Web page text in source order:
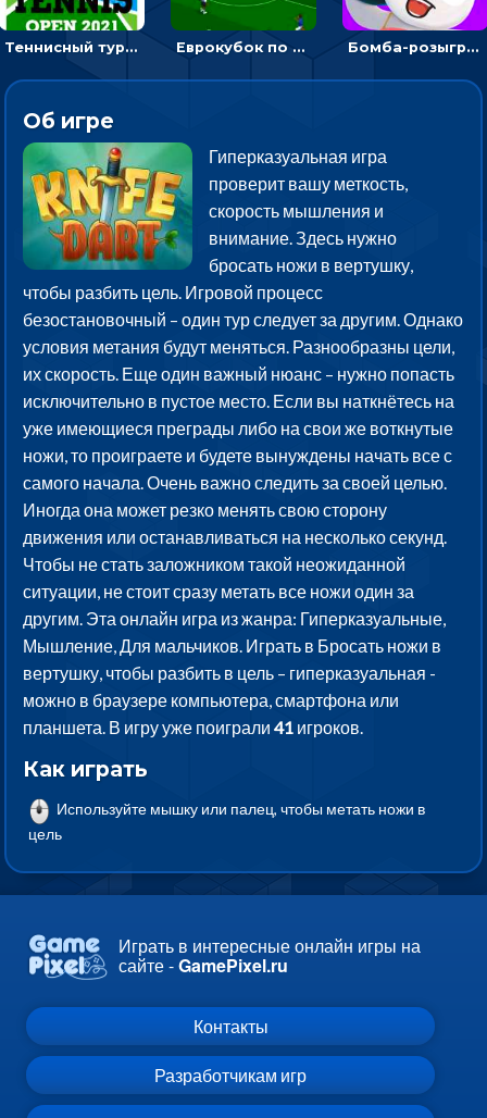
Теннисный турнир: подавать или отбивать шарик ракеткой Еврокубок по футболу 2021 в 3D: пасуй мяч и бей по воротам соперника Бомба-розыгрыш: передавай и беги – 3D гиперказуалка
Об игре
Гиперказуальная игра
проверит вашу меткость,
скорость мышления и
внимание. Здесь нужно
бросать ножи в вертушку,
чтобы разбить цель. Игровой процесс
безостановочный – один тур следует за другим. Однако
условия метания будут меняться. Разнообразны цели,
их скорость. Еще один важный нюанс – нужно попасть
исключительно в пустое место. Если вы наткнётесь на
уже имеющиеся преграды либо на свои же воткнутые
ножи, то проиграете и будете вынуждены начать все с
самого начала. Очень важно следить за своей целью.
Иногда она может резко менять свою сторону
движения или останавливаться на несколько секунд.
Чтобы не стать заложником такой неожиданной
ситуации, не стоит сразу метать все ножи один за
другим. Эта онлайн игра из жанра: Гиперказуальные,
Мышление, Для мальчиков. Играть в Бросать ножи в
вертушку, чтобы разбить в цель – гиперказуальная -
можно в браузере компьютера, смартфона или
планшета. В игру уже поиграли41 игроков.
Как играть
Используйте мышку или палец, чтобы метать ножи в
цель
Играть в интересные онлайн игры на
сайте -GamePixel.ru
Контакты
Разработчикам игр